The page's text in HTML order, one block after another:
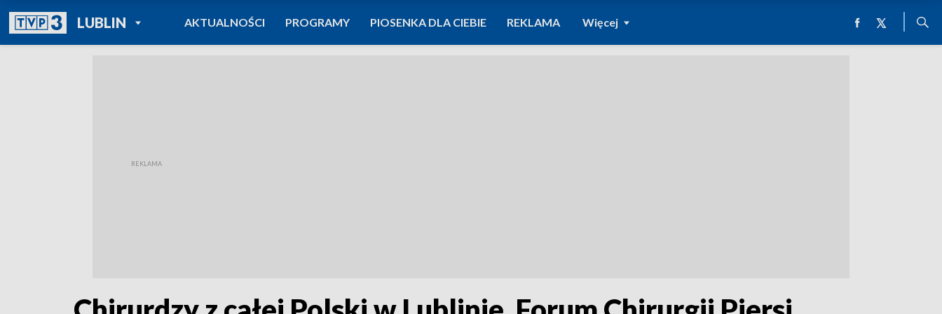
LUBLINPOWRÓT DO
TVP REGIONY
AKTUALNOŚCI PROGRAMY PIOSENKA DLA CIEBIE REKLAMA Więcej